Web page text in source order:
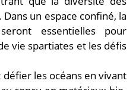
un espace confiné, la
essentielles pour
vie spartiates et les défis
les océans en vivant